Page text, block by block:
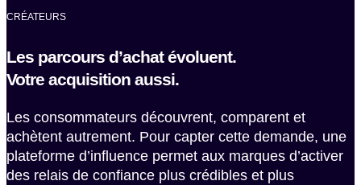
CRÉATEURS
Les parcours d’achat évoluent.
Votre acquisition aussi.
Les consommateurs découvrent, comparent et
achètent autrement. Pour capter cette demande, une
plateforme d’influence permet aux marques d’activer
des relais de confiance plus crédibles et plus